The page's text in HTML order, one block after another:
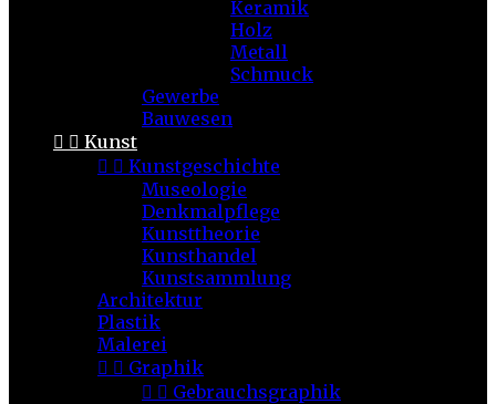
Keramik
Holz
Metall
Schmuck
Gewerbe
Bauwesen
  Kunst
  Kunstgeschichte
Museologie
Denkmalpflege
Kunsttheorie
Kunsthandel
Kunstsammlung
Architektur
Plastik
Malerei
  Graphik
  Gebrauchsgraphik